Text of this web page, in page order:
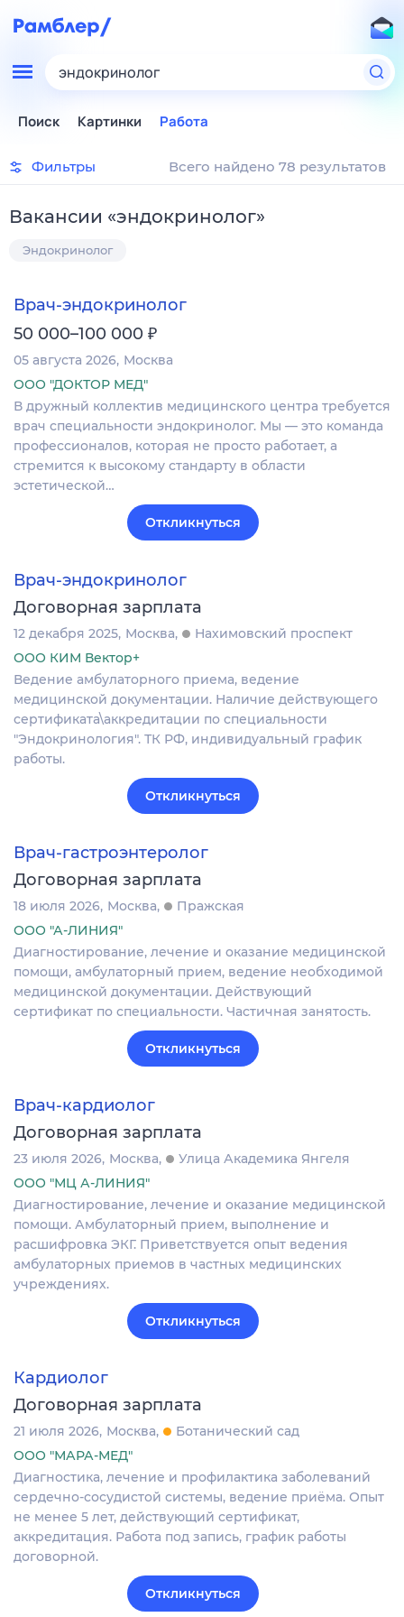
эндокринолог
Поиск Картинки Работа
Фильтры Всего найдено 78 результатов
Вакансии «эндокринолог»
Эндокринолог
Врач-эндокринолог
50 000–100 000 ₽
05 августа 2026 Москва
ООО "ДОКТОР МЕД"
В дружный коллектив медицинского центра требуется
врач специальности эндокринолог. Мы — это команда
профессионалов, которая не просто работает, а
стремится к высокому стандарту в области
эстетической…
Откликнуться
Врач-эндокринолог
Договорная зарплата
12 декабря 2025 Москва
Нахимовский проспект
ООО КИМ Вектор+
Ведение амбулаторного приема, ведение
медицинской документации. Наличие действующего
сертификата\аккредитации по специальности
"Эндокринология". ТК РФ, индивидуальный график
работы.
Откликнуться
Врач-гастроэнтеролог
Договорная зарплата
18 июля 2026 Москва
Пражская
ООО "А-ЛИНИЯ"
Диагностирование, лечение и оказание медицинской
помощи, амбулаторный прием, ведение необходимой
медицинской документации. Действующий
сертификат по специальности. Частичная занятость.
Откликнуться
Врач-кардиолог
Договорная зарплата
23 июля 2026 Москва
Улица Академика Янгеля
ООО "МЦ А-ЛИНИЯ"
Диагностирование, лечение и оказание медицинской
помощи. Амбулаторный прием, выполнение и
расшифровка ЭКГ. Приветствуется опыт ведения
амбулаторных приемов в частных медицинских
учреждениях.
Откликнуться
Кардиолог
Договорная зарплата
21 июля 2026 Москва
Ботанический сад
ООО "МАРА-МЕД"
Диагностика, лечение и профилактика заболеваний
сердечно-сосудистой системы, ведение приёма. Опыт
не менее 5 лет, действующий сертификат,
аккредитация. Работа под запись, график работы
договорной.
Откликнуться